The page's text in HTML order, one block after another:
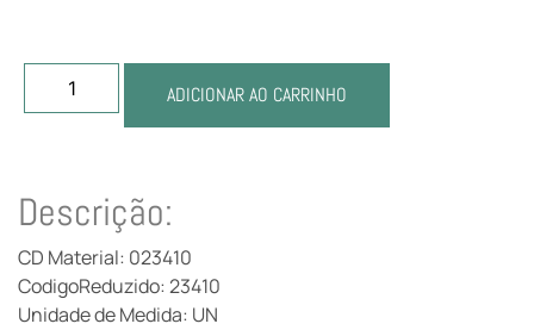
ADICIONAR AO CARRINHO
Descrição:
CD Material: 023410
CodigoReduzido: 23410
Unidade de Medida: UN